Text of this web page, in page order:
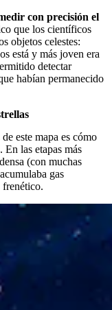
con precisión el
que los científicos
objetos celestes:
está y más joven era
detectar
habían permanecido
este mapa es cómo
las etapas más
(con muchas
gas
frenético.